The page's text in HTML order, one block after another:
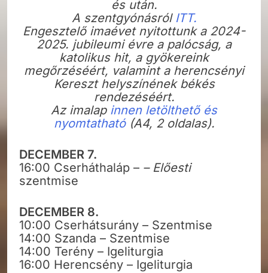
és után.
A szentgyónásról ITT.
Engesztelő imaévet nyitottunk a 2024-
2025. jubileumi évre a palócság, a
katolikus hit, a gyökereink
megőrzéséért, valamint a herencsényi
Kereszt helyszínének békés
rendezéséért.
Az imalap innen letölthető és
nyomtatható(A4, 2 oldalas).
DECEMBER 7.
16:00 Cserháthaláp – – Előesti
szentmise
DECEMBER 8.
10:00 Cserhátsurány – Szentmise
14:00 Szanda – Szentmise
14:00 Terény – Igeliturgia
16:00 Herencsény – Igeliturgia